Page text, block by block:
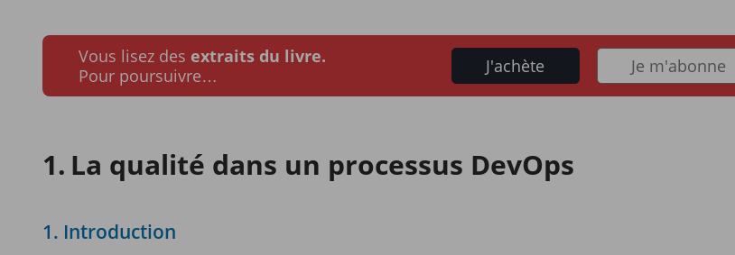
Vous lisez des extraits du livre.
Pour poursuivre…
J'achète Je m'abonne
La qualité dans un processus DevOps
1. Introduction